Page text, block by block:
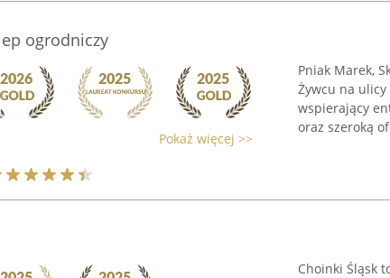
ogrodniczy
Pokaż więcej >>
Pniak Marek,
Żywcu na
wspierający
oraz szeroką
Choinki Śląsk